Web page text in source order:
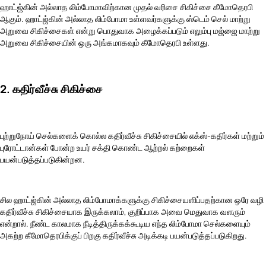
ஹாட்ஜ்கின் அல்லாத லிம்போமாவிற்கான முதல் வரிசை சிகிச்சை கீமோதெரபி
ஆகும். ஹாட்ஜ்கின் அல்லாத லிம்போமா உள்ளவர்களுக்கு ஸ்டெம் செல் மாற்று
அறுவை சிகிச்சைகள் என்று பொதுவாக அழைக்கப்படும் எலும்பு மஜ்ஜை மாற்று
அறுவை சிகிச்சையின் ஒரு அங்கமாகவும் கீமோதெரபி உள்ளது.
2. கதிர்வீச்சு சிகிச்சை
புற்றுநோய் செல்களைக் கொல்ல கதிர்வீச்சு சிகிச்சையில் எக்ஸ்-கதிர்கள் மற்றும்
புரோட்டான்கள் போன்ற உயர் சக்தி கொண்ட ஆற்றல் கற்றைகள்
பயன்படுத்தப்படுகின்றன.
சில ஹாட்ஜ்கின் அல்லாத லிம்போமாக்களுக்கு சிகிச்சையளிப்பதற்கான ஒரே வழி
கதிர்வீச்சு சிகிச்சையாக இருக்கலாம், குறிப்பாக அவை மெதுவாக வளரும்
என்றால். நீண்ட காலமாக நீடித்திருக்கக்கூடிய எந்த லிம்போமா செல்களையும்
அகற்ற கீமோதெரபிக்குப் பிறகு கதிர்வீச்சு அடிக்கடி பயன்படுத்தப்படுகிறது.